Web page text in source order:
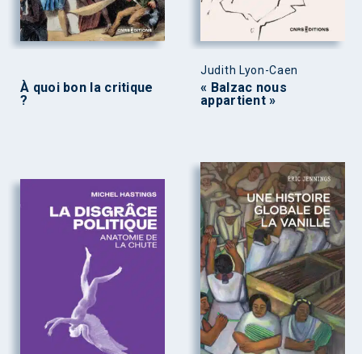
À quoi bon la critique
?
Judith Lyon-Caen
« Balzac nous
appartient »